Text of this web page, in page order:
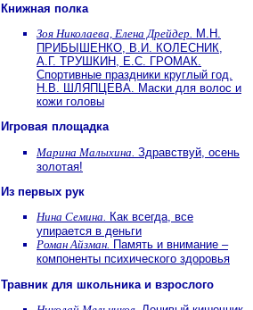
Книжная полка
Зоя Николаева, Елена Дрейдер.
М.Н.
ПРИБЫШЕНКО, В.И. КОЛЕСНИК,
А.Г. ТРУШКИН, Е.С. ГРОМАК.
Спортивные праздники круглый год.
Н.В. ШЛЯПЦЕВА. Маски для волос и
кожи головы
Игровая площадка
Марина Малыхина. Здравствуй, осень
золотая!
Из первых рук
Нина Семина. Как всегда, все
упирается в деньги
Роман Айзман. Память и внимание –
компоненты психического здоровья
Травник для школьника и взрослого